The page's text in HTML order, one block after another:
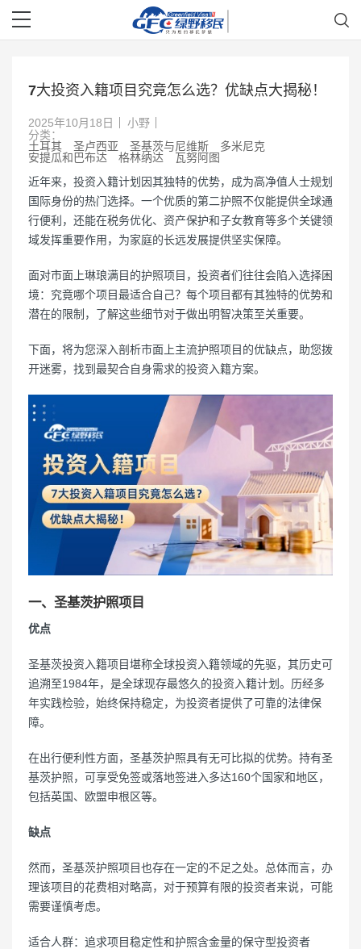
7大投资入籍项目究竟怎么选？优缺点大揭秘！
2025年10月18日
小野
分类：
土耳其
圣卢西亚 圣基茨与尼维斯
多米尼克
安提瓜和巴布达
格林纳达
瓦努阿图
近年来，投资入籍计划因其独特的优势，成为高净值人士规划
国际身份的热门选择。一个优质的第二护照不仅能提供全球通
行便利，还能在税务优化、资产保护和子女教育等多个关键领
域发挥重要作用，为家庭的长远发展提供坚实保障。
面对市面上琳琅满目的护照项目，投资者们往往会陷入选择困
境：究竟哪个项目最适合自己？每个项目都有其独特的优势和
潜在的限制，了解这些细节对于做出明智决策至关重要。
下面，将为您深入剖析市面上主流护照项目的优缺点，助您拨
开迷雾，找到最契合自身需求的投资入籍方案。
一、圣基茨护照项目
优点
圣基茨投资入籍项目堪称全球投资入籍领域的先驱，其历史可
追溯至1984年，是全球现存最悠久的投资入籍计划。历经多
年实践检验，始终保持稳定，为投资者提供了可靠的法律保
障。
在出行便利性方面，圣基茨护照具有无可比拟的优势。持有圣
基茨护照，可享受免签或落地签进入多达160个国家和地区，
包括英国、欧盟申根区等。
缺点
然而，圣基茨护照项目也存在一定的不足之处。总体而言，办
理该项目的花费相对略高，对于预算有限的投资者来说，可能
需要谨慎考虑。
适合人群：追求项目稳定性和护照含金量的保守型投资者